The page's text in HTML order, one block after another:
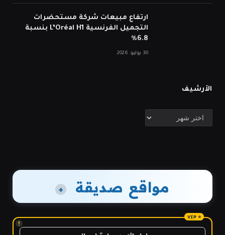
ارتفاع مبيعات شركة مستحضرات
التجميل الفرنسية L’Oréal H1 بنسبة
6.8%
30 يوليو، 2026
الأرشيف
الأرشيف
مواقع صديقة +
!